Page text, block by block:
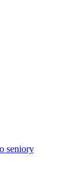
seniory